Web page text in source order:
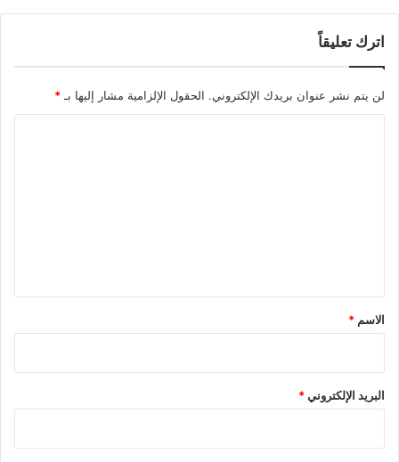
اترك تعليقاً
لن يتم نشر عنوان بريدك الإلكتروني. الحقول الإلزامية مشار إليها بـ *
*
الاسم *
البريد الإلكتروني*